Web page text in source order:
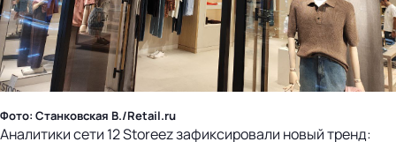
Фото: Станковская В./Retail.ru
Аналитики сети 12 Storeez зафиксировали новый тренд: